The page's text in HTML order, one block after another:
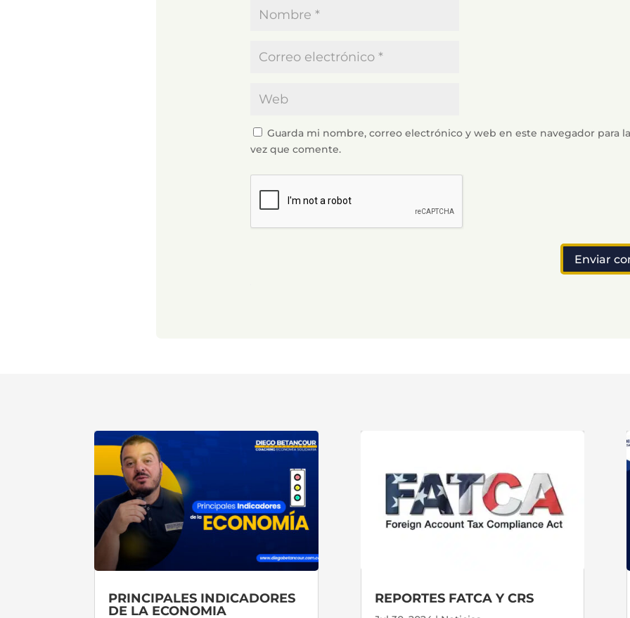
Guarda mi nombre, correo electrónico y web en este navegador para
vez que comente.
Enviar
PRINCIPALES INDICADORES
DE LA ECONOMIA
REPORTES FATCA Y CRS